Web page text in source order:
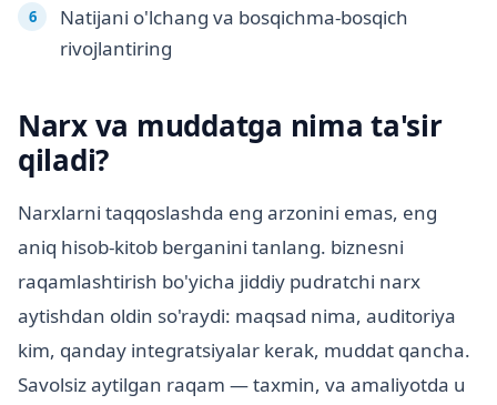
Natijani o'lchang va bosqichma-bosqich
rivojlantiring
Narx va muddatga nima ta'sir
qiladi?
Narxlarni taqqoslashda eng arzonini emas, eng
aniq hisob-kitob berganini tanlang. biznesni
raqamlashtirish bo'yicha jiddiy pudratchi narx
aytishdan oldin so'raydi: maqsad nima, auditoriya
kim, qanday integratsiyalar kerak, muddat qancha.
Savolsiz aytilgan raqam — taxmin, va amaliyotda u